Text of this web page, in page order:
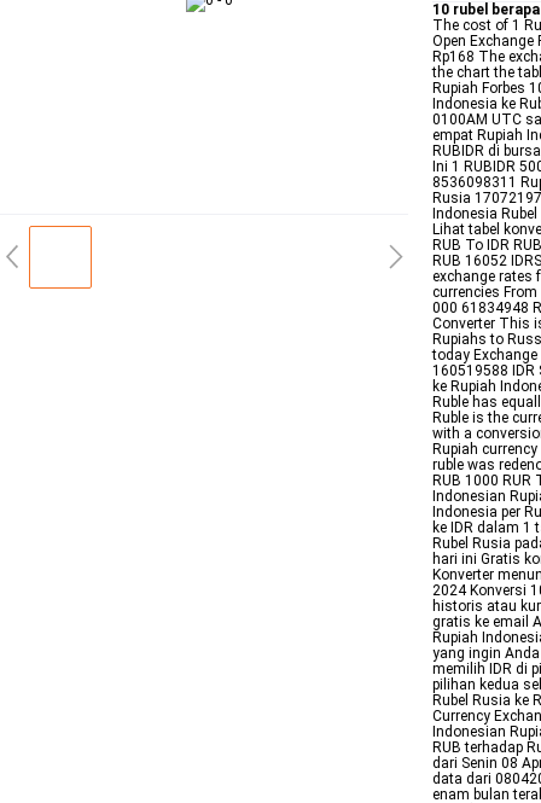
10 rubel
The cost of 1
Open Exchange
Rp168 The
the chart the
Rupiah Forbes
Indonesia ke
0100AM UTC
empat Rupiah
RUBIDR di
Ini 1 RUBIDR
8536098311
Rusia
Indonesia
Lihat tabel
RUB To IDR
RUB 16052
exchange rates
currencies
000 61834948
Converter This
Rupiahs to
today Exchange
160519588 IDR
ke Rupiah
Ruble has
Ruble is the
with a
Rupiah
ruble was
RUB 1000
Indonesian
Indonesia per
ke IDR dalam 1
Rubel Rusia
hari ini Gratis
Konverter
2024 Konversi
historis atau
gratis ke email
Rupiah
yang ingin
memilih IDR di
pilihan kedua
Rubel Rusia ke
Currency
Indonesian
RUB terhadap
dari Senin 08
data dari
enam bulan